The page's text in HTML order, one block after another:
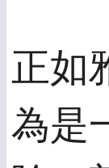
正如
為是